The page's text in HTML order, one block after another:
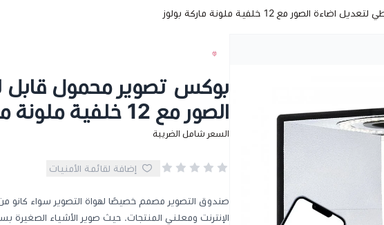
مع 12 خلفية ملونة ماركة بولوز
بوكس تصوير محمول قابل
الصور مع 12 خلفية ملونة ماركة بولوز
السعر شامل الضريبة
إضافة لقائمة الأمنيات
صندوق التصوير مصمم خصيصًا لهواة التصوير سواء كانو من